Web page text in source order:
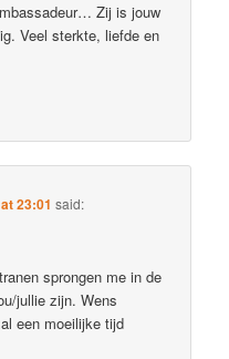
Zij is jouw
Veel sterkte, liefde en
23:01 said:
sprongen me in de
jullie zijn. Wens
een moeilijke tijd